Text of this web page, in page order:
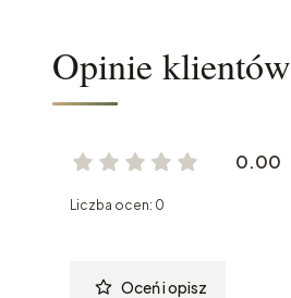
Opinie klientów
0.00
Liczba ocen: 0
Oceń i opisz